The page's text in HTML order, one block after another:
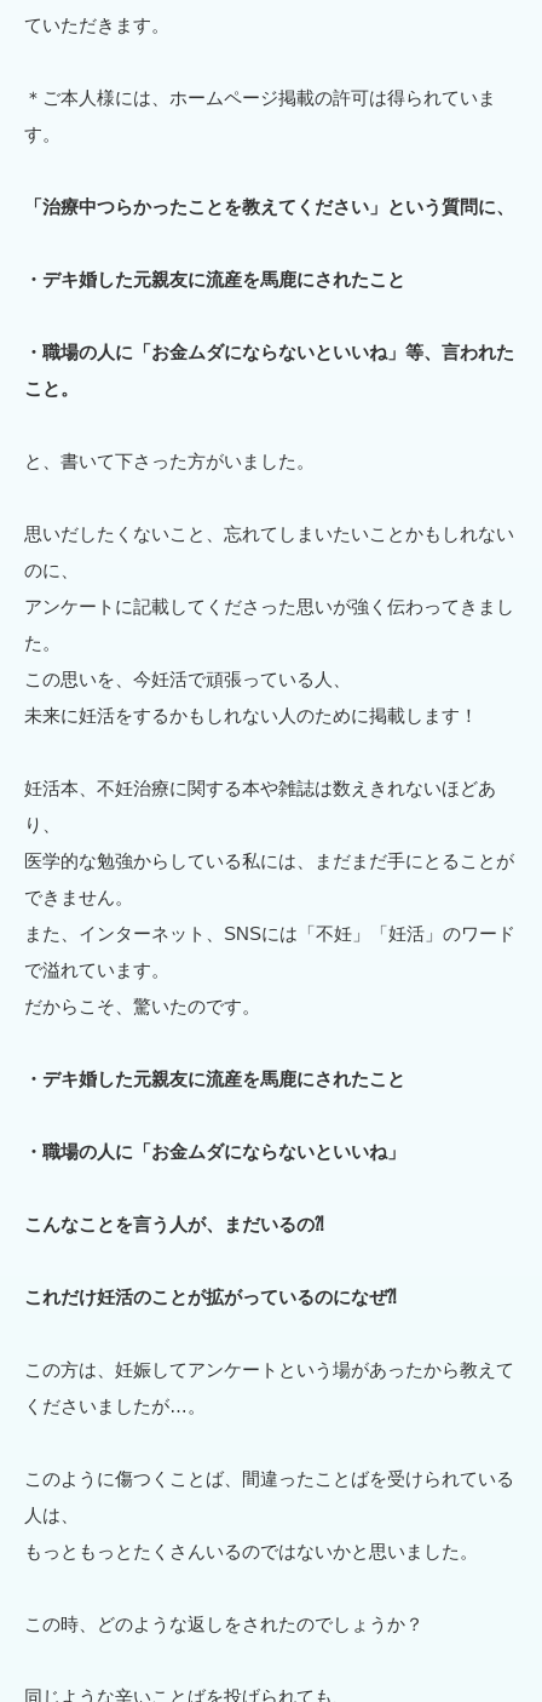
ていただきます。
＊ご本人様には、ホームページ掲載の許可は得られていま
す。
「治療中つらかったことを教えてください」という質問に、
・デキ婚した元親友に流産を馬鹿にされたこと
・職場の人に「お金ムダにならないといいね」等、言われた
こと。
と、書いて下さった方がいました。
思いだしたくないこと、忘れてしまいたいことかもしれない
のに、
アンケートに記載してくださった思いが強く伝わってきまし
た。
この思いを、今妊活で頑張っている人、
未来に妊活をするかもしれない人のために掲載します！
妊活本、不妊治療に関する本や雑誌は数えきれないほどあ
り、
医学的な勉強からしている私には、まだまだ手にとることが
できません。
また、インターネット、SNSには「不妊」「妊活」のワード
で溢れています。
だからこそ、驚いたのです。
・デキ婚した元親友に流産を馬鹿にされたこと
・職場の人に「お金ムダにならないといいね」
こんなことを言う人が、まだいるの⁈
これだけ妊活のことが拡がっているのになぜ⁈
この方は、妊娠してアンケートという場があったから教えて
くださいましたが…。
このように傷つくことば、間違ったことばを受けられている
人は、
もっともっとたくさんいるのではないかと思いました。
この時、どのような返しをされたのでしょうか？
同じような辛いことばを投げられても、